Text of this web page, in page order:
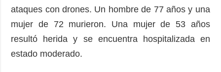
ataques con drones. Un hombre de 77 años y una
mujer de 72 murieron. Una mujer de 53 años
resultó herida y se encuentra hospitalizada en
estado moderado.